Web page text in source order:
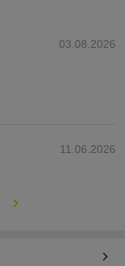
03.08.2026
11.06.2026